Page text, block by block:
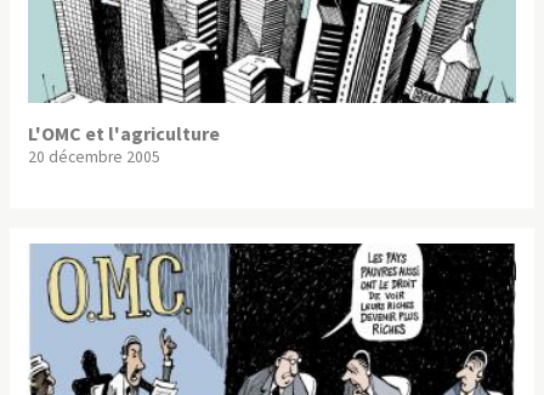
L'OMC et l'agriculture
20 décembre 2005